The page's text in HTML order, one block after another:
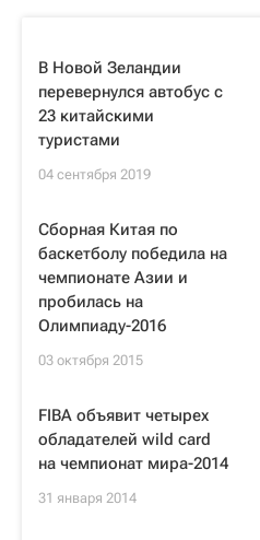
В Новой Зеландии
перевернулся автобус с
23 китайскими
туристами
04 сентября 2019
Сборная Китая по
баскетболу победила на
чемпионате Азии и
пробилась на
Олимпиаду-2016
03 октября 2015
FIBA объявит четырех
обладателей wild card
на чемпионат мира-2014
31 января 2014